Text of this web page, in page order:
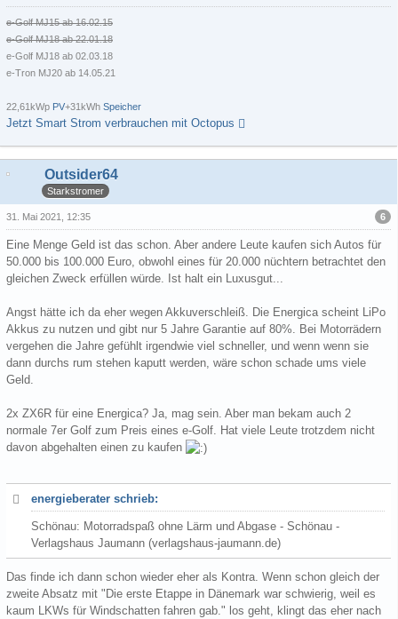
e-Golf MJ15 ab 16.02.15
e-Golf MJ18 ab 22.01.18
e-Golf MJ18 ab 02.03.18
e-Tron MJ20 ab 14.05.21
22,61kWp PV+31kWh Speicher
Jetzt Smart Strom verbrauchen mit Octopus
Outsider64
Starkstromer
6
31. Mai 2021, 12:35
Eine Menge Geld ist das schon. Aber andere Leute kaufen sich Autos für
50.000 bis 100.000 Euro, obwohl eines für 20.000 nüchtern betrachtet den
gleichen Zweck erfüllen würde. Ist halt ein Luxusgut...
Angst hätte ich da eher wegen Akkuverschleiß. Die Energica scheint LiPo
Akkus zu nutzen und gibt nur 5 Jahre Garantie auf 80%. Bei Motorrädern
vergehen die Jahre gefühlt irgendwie viel schneller, und wenn wenn sie
dann durchs rum stehen kaputt werden, wäre schon schade ums viele
Geld.
2x ZX6R für eine Energica? Ja, mag sein. Aber man bekam auch 2
normale 7er Golf zum Preis eines e-Golf. Hat viele Leute trotzdem nicht
davon abgehalten einen zu kaufen
energieberater schrieb:
Schönau: Motorradspaß ohne Lärm und Abgase - Schönau -
Verlagshaus Jaumann (verlagshaus-jaumann.de)
Das finde ich dann schon wieder eher als Kontra. Wenn schon gleich der
zweite Absatz mit "Die erste Etappe in Dänemark war schwierig, weil es
kaum LKWs für Windschatten fahren gab." los geht, klingt das eher nach